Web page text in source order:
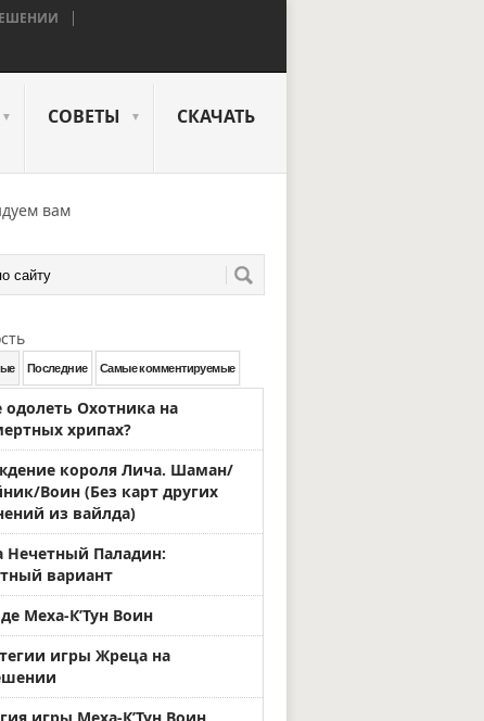
▼ СОВЕТЫ ▼ СКАЧАТЬ
вам
Последние Самые комментируемые
одолеть Охотника на
хрипах?
короля Лича. Шаман/
Воин (Без карт других
из вайлда)
Нечетный Паладин:
вариант
Меха-К’Тун Воин
игры Жреца на